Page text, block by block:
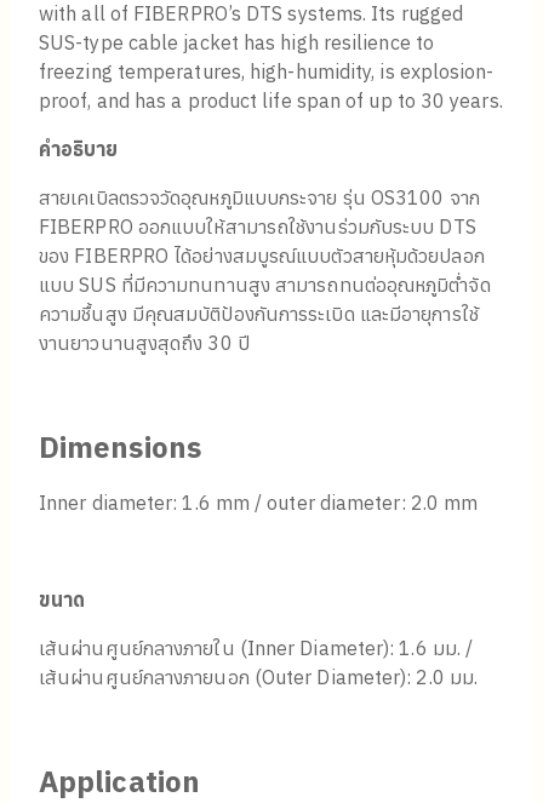
with all of FIBERPRO’s DTS systems. Its rugged
SUS-type cable jacket has high resilience to
freezing temperatures, high-humidity, is explosion-
proof, and has a product life span of up to 30 years.
คำอธิบาย
สายเคเบิลตรวจวัดอุณหภูมิแบบกระจาย รุ่น OS3100 จาก
FIBERPRO ออกแบบให้สามารถใช้งานร่วมกับระบบ DTS
ของ FIBERPRO ได้อย่างสมบูรณ์แบบตัวสายหุ้มด้วยปลอก
แบบ SUS ที่มีความทนทานสูง สามารถทนต่ออุณหภูมิต่ำจัด
ความชื้นสูง มีคุณสมบัติป้องกันการระเบิด และมีอายุการใช้
งานยาวนานสูงสุดถึง 30 ปี
Dimensions
Inner diameter: 1.6 mm / outer diameter: 2.0 mm
ขนาด
เส้นผ่านศูนย์กลางภายใน (Inner Diameter): 1.6 มม. /
เส้นผ่านศูนย์กลางภายนอก (Outer Diameter): 2.0 มม.
Application